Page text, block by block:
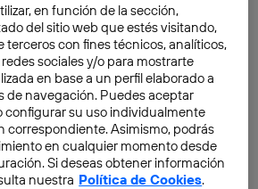
y que, una vez conseguida, nos
de una manera limpia y
en función de la sección,
del sitio web que estés visitando,
terceros con fines técnicos, analíticos,
sociales y/o para mostrarte
en base a un perfil elaborado a
de navegación. Puedes aceptar
configurar su uso individualmente
correspondiente. Asimismo, podrás
en cualquier momento desde
Si deseas obtener información
nuestra Política de Cookies.